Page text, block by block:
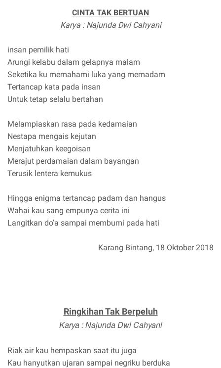
CINTA TAK BERTUAN
Karya : Najunda Dwi Cahyani
insan pemilik hati
Arungi kelabu dalam gelapnya malam
Seketika ku memahami luka yang memadam
Tertancap kata pada insan
Untuk tetap selalu bertahan
Melampiaskan rasa pada kedamaian
Nestapa mengais kejutan
Menjatuhkan keegoisan
Merajut perdamaian dalam bayangan
Terusik lentera kemukus
Hingga enigma tertancap padam dan hangus
Wahai kau sang empunya cerita ini
Langitkan do’a sampai membumi pada hati
Karang Bintang, 18 Oktober 2018
Ringkihan Tak Berpeluh
Karya : Najunda Dwi Cahyani
Riak air kau hempaskan saat itu juga
Kau hanyutkan ujaran sampai negriku berduka